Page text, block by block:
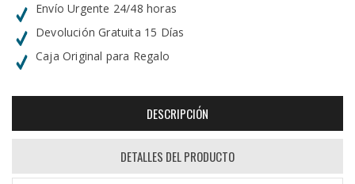
Envío Urgente 24/48 horas
Devolución Gratuita 15 Días
Caja Original para Regalo
DESCRIPCIÓN
DETALLES DEL PRODUCTO